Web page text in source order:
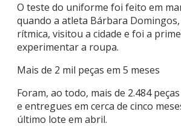
O teste do uniforme foi feito em
quando a atleta Bárbara
rítmica, visitou a cidade e foi a
experimentar a roupa.
Mais de 2 mil peças em 5 meses
Foram, ao todo, mais de 2.484
e entregues em cerca de cinco
último lote em abril.